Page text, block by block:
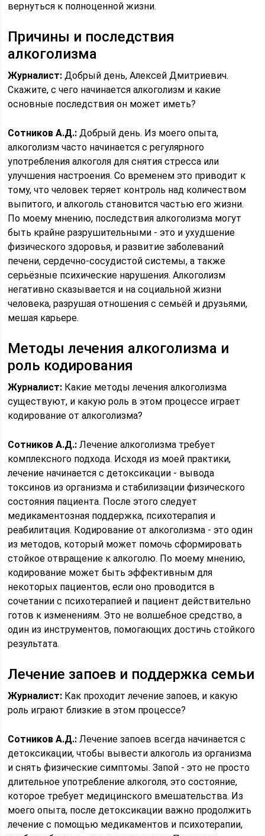
вернуться к полноценной жизни.
Причины и последствия
алкоголизма
Журналист: Добрый день, Алексей Дмитриевич.
Скажите, с чего начинается алкоголизм и какие
основные последствия он может иметь?
Сотников А.Д.: Добрый день. Из моего опыта,
алкоголизм часто начинается с регулярного
употребления алкоголя для снятия стресса или
улучшения настроения. Со временем это приводит к
тому, что человек теряет контроль над количеством
выпитого, и алкоголь становится частью его жизни.
По моему мнению, последствия алкоголизма могут
быть крайне разрушительными - это и ухудшение
физического здоровья, и развитие заболеваний
печени, сердечно-сосудистой системы, а также
серьёзные психические нарушения. Алкоголизм
негативно сказывается и на социальной жизни
человека, разрушая отношения с семьёй и друзьями,
мешая карьере.
Методы лечения алкоголизма и
роль кодирования
Журналист: Какие методы лечения алкоголизма
существуют, и какую роль в этом процессе играет
кодирование от алкоголизма?
Сотников А.Д.: Лечение алкоголизма требует
комплексного подхода. Исходя из моей практики,
лечение начинается с детоксикации - вывода
токсинов из организма и стабилизации физического
состояния пациента. После этого следует
медикаментозная поддержка, психотерапия и
реабилитация. Кодирование от алкоголизма - это один
из методов, который может помочь сформировать
стойкое отвращение к алкоголю. По моему мнению,
кодирование может быть эффективным для
некоторых пациентов, если оно проводится в
сочетании с психотерапией и пациент действительно
готов к изменениям. Это не волшебное средство, а
один из инструментов, помогающих достичь стойкого
результата.
Лечение запоев и поддержка семьи
Журналист: Как проходит лечение запоев, и какую
роль играют близкие в этом процессе?
Сотников А.Д.: Лечение запоев всегда начинается с
детоксикации, чтобы вывести алкоголь из организма
и снять физические симптомы. Запой - это не просто
длительное употребление алкоголя, это состояние,
которое требует медицинского вмешательства. Из
моего опыта, после детоксикации важно продолжить
лечение с помощью медикаментов и психотерапии,